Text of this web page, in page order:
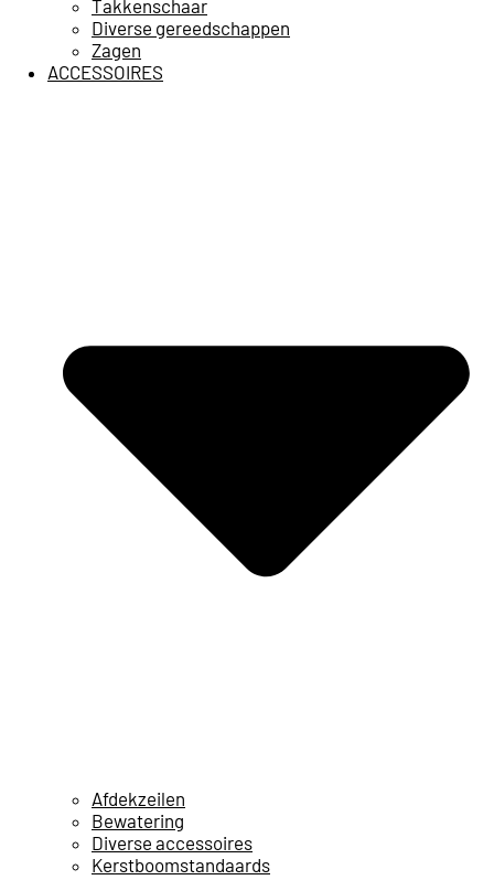
Takkenschaar
Diverse gereedschappen
Zagen
ACCESSOIRES
Afdekzeilen
Bewatering
Diverse accessoires
Kerstboomstandaards